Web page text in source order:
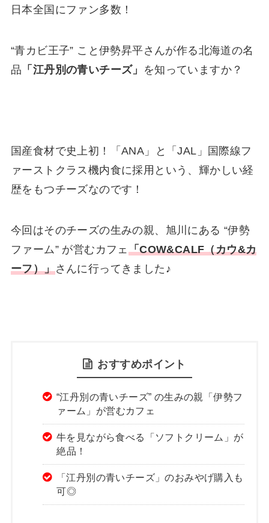
日本全国にファン多数！
“青カビ王子” こと伊勢昇平さんが作る北海道の名
品 「江丹別の青いチーズ」 を知っていますか？
国産食材で史上初！「ANA」と「JAL」国際線フ
ァーストクラス機内食に採用という、輝かしい経
歴をもつチーズなのです！
今回はそのチーズの生みの親、旭川にある “伊勢
ファーム” が営むカフェ「COW&CALF（カウ&カ
ーフ）」さんに行ってきました♪
おすすめポイント
“江丹別の青いチーズ” の生みの親「伊勢フ
ァーム」が営むカフェ
牛を見ながら食べる「ソフトクリーム」が
絶品！
「江丹別の青いチーズ」のおみやげ購入も
可◎